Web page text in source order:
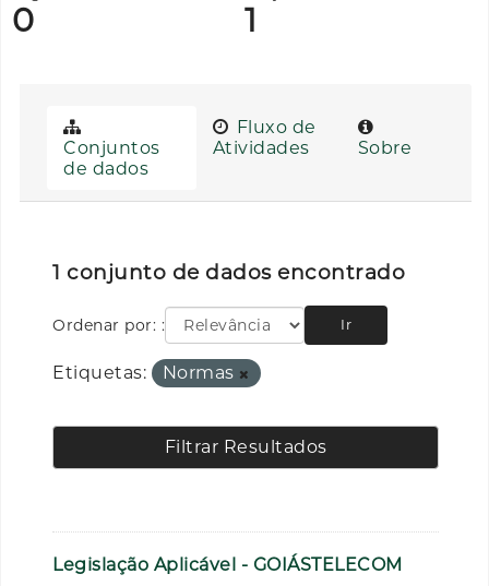
0 1
Conjuntos
de dados
Fluxo de
Atividades
Sobre
1 conjunto de dados encontrado
Ordenar por: Ir
Etiquetas: Normas
Filtrar Resultados
Legislação Aplicável - GOIÁSTELECOM